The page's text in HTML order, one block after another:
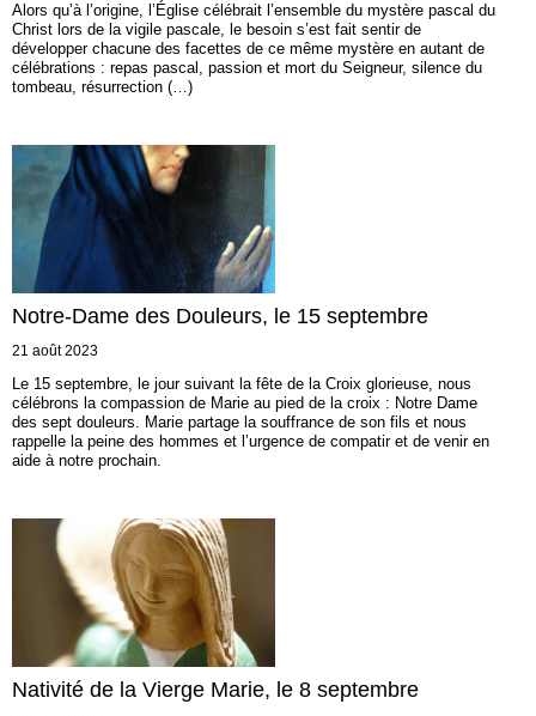
Alors qu’à l’origine, l’Église célébrait l’ensemble du mystère pascal du
Christ lors de la vigile pascale, le besoin s’est fait sentir de
développer chacune des facettes de ce même mystère en autant de
célébrations : repas pascal, passion et mort du Seigneur, silence du
tombeau, résurrection (…)
Notre-Dame des Douleurs, le 15 septembre
21 août 2023
Le 15 septembre, le jour suivant la fête de la Croix glorieuse, nous
célébrons la compassion de Marie au pied de la croix : Notre Dame
des sept douleurs. Marie partage la souffrance de son fils et nous
rappelle la peine des hommes et l’urgence de compatir et de venir en
aide à notre prochain.
Nativité de la Vierge Marie, le 8 septembre